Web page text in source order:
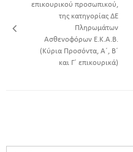
επικουρικού προσωπικού,
της κατηγορίας ΔΕ
Πληρωμάτων
Ασθενοφόρων Ε.Κ.Α.Β.
(Κύρια Προσόντα, Α΄, Β΄
και Γ΄ επικουρικά)